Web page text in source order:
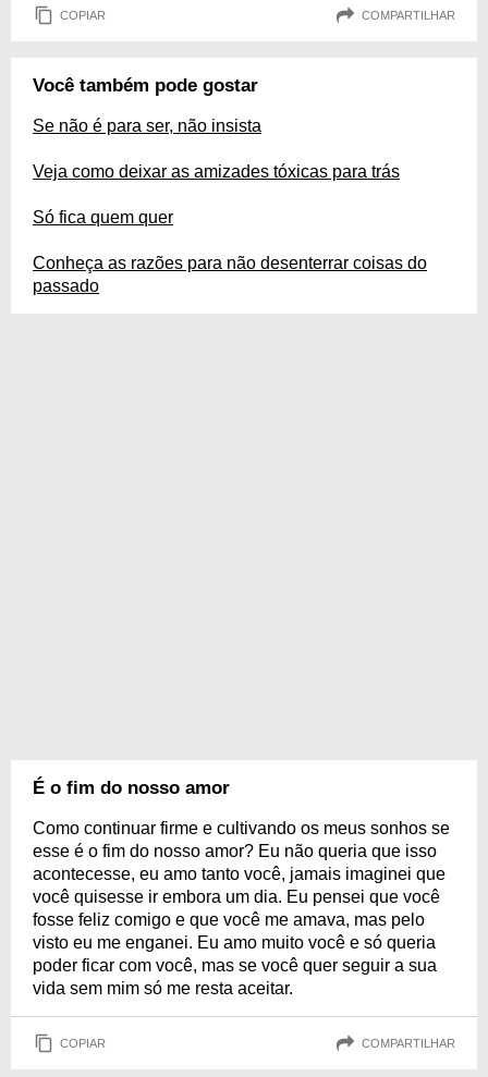
COPIAR COMPARTILHAR
Você também pode gostar
Se não é para ser, não insista
Veja como deixar as amizades tóxicas para trás
Só fica quem quer
Conheça as razões para não desenterrar coisas do
passado
É o fim do nosso amor
Como continuar firme e cultivando os meus sonhos se
esse é o fim do nosso amor? Eu não queria que isso
acontecesse, eu amo tanto você, jamais imaginei que
você quisesse ir embora um dia. Eu pensei que você
fosse feliz comigo e que você me amava, mas pelo
visto eu me enganei. Eu amo muito você e só queria
poder ficar com você, mas se você quer seguir a sua
vida sem mim só me resta aceitar.
COPIAR COMPARTILHAR